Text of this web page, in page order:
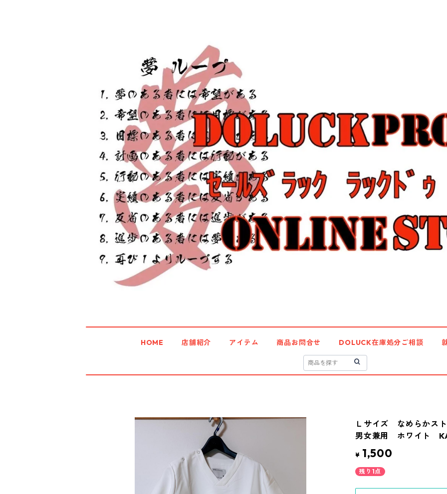
HOME 店舗紹介 アイテム 商品お問合せ DOLUCK在庫処分ご相談
Ｌサイズ なめらかス
男女兼用 ホワイト
¥ 1,500
残り1点